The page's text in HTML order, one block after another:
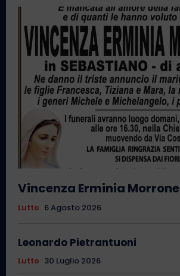
Vincenza Erminia Morrone
Lutto 6 Agosto 2026
Leonardo Pietrantuoni
Lutto 30 Luglio 2026